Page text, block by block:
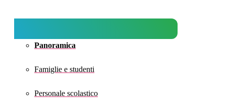
Panoramica
Famiglie e studenti
Personale scolastico